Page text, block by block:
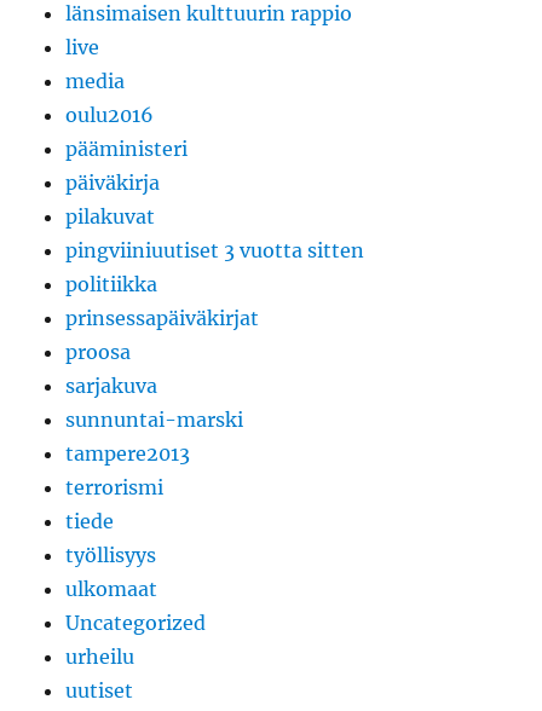
länsimaisen kulttuurin rappio
live
media
oulu2016
pääministeri
päiväkirja
pilakuvat
pingviiniuutiset 3 vuotta sitten
politiikka
prinsessapäiväkirjat
proosa
sarjakuva
sunnuntai-marski
tampere2013
terrorismi
tiede
työllisyys
ulkomaat
Uncategorized
urheilu
uutiset